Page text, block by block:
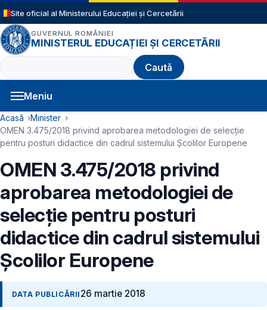
Sari la conținutul principal
Site oficial al Ministerului Educației și Cercetării
GUVERNUL ROMÂNIEI
MINISTERUL EDUCAȚIEI ȘI CERCETĂRII
Caută
Meniu
Navigație principală
Cale de navigare
Acasă
Minister
OMEN 3.475/2018 privind aprobarea metodologiei de selecție
pentru posturi didactice din cadrul sistemului Școlilor Europene
OMEN 3.475/2018 privind
aprobarea metodologiei de
selecție pentru posturi
didactice din cadrul sistemului
Școlilor Europene
DATA PUBLICĂRII 26 martie 2018